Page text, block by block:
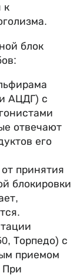
к
блок
АЦДГ) с
отвечают
его
принятия
блокировки
Торпедо) с
приемом
При